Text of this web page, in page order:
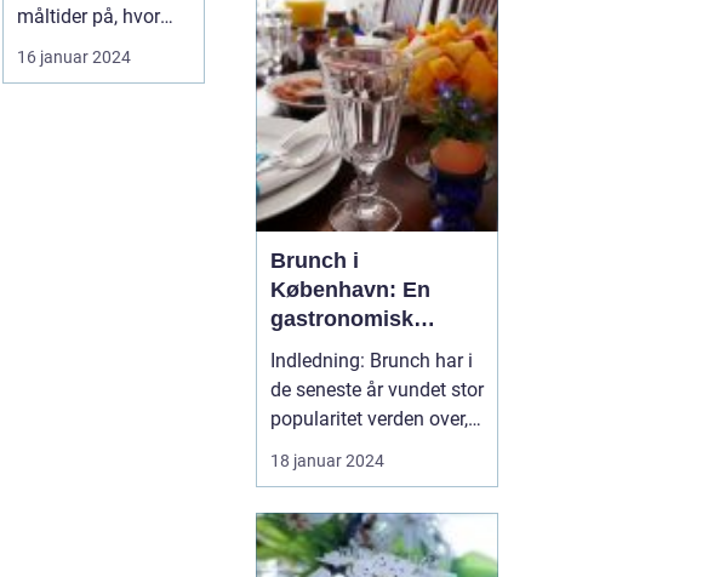
måltider på, hvor
det bedste fra både
morgen...
16 januar 2024
og backpacker ivrig efter
at udforske Århus'
brunchscene. "Bedste
brunch Århus" er et...
Brunch i
København: En
gastronomisk
oplevelse til
eventyrrejsende og
backpackere
Indledning: Brunch har i
de seneste år vundet stor
popularitet verden over,
og København har ikke
undladt at deltage i
Med sin unikke
kombination af
18 januar 2024